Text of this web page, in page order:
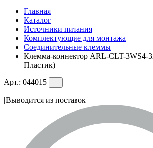
Главная
Каталог
Источники питания
Комплектующие для монтажа
Соединительные клеммы
Клемма-коннектор ARL-CLT-3WS4-
Пластик)
Арт.: 044015
|Выводится из поставок